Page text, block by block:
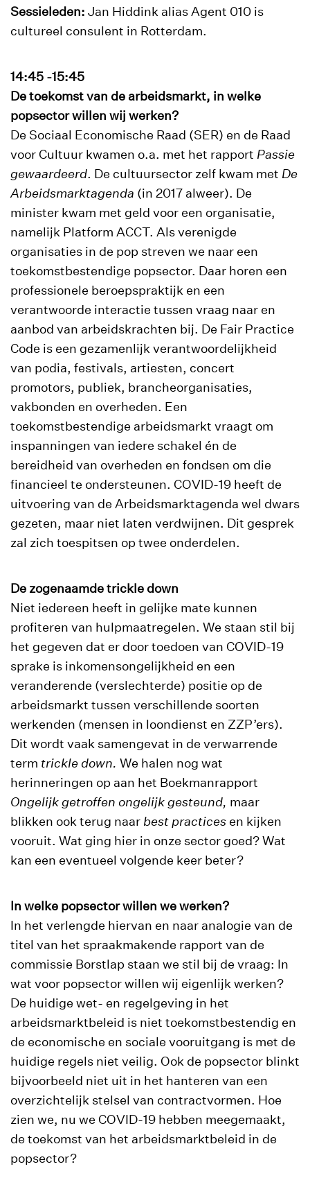
Sessieleden: Jan Hiddink alias Agent 010 is
cultureel consulent in Rotterdam.
14:45 -15:45
De toekomst van de arbeidsmarkt, in welke
popsector willen wij werken?
De Sociaal Economische Raad (SER) en de Raad
voor Cultuur kwamen o.a. met het rapport Passie
gewaardeerd. De cultuursector zelf kwam met De
Arbeidsmarktagenda (in 2017 alweer). De
minister kwam met geld voor een organisatie,
namelijk Platform ACCT. Als verenigde
organisaties in de pop streven we naar een
toekomstbestendige popsector. Daar horen een
professionele beroepspraktijk en een
verantwoorde interactie tussen vraag naar en
aanbod van arbeidskrachten bij. De Fair Practice
Code is een gezamenlijk verantwoordelijkheid
van podia, festivals, artiesten, concert
promotors, publiek, brancheorganisaties,
vakbonden en overheden. Een
toekomstbestendige arbeidsmarkt vraagt om
inspanningen van iedere schakel én de
bereidheid van overheden en fondsen om die
financieel te ondersteunen. COVID-19 heeft de
uitvoering van de Arbeidsmarktagenda wel dwars
gezeten, maar niet laten verdwijnen. Dit gesprek
zal zich toespitsen op twee onderdelen.
De zogenaamde trickle down
Niet iedereen heeft in gelijke mate kunnen
profiteren van hulpmaatregelen. We staan stil bij
het gegeven dat er door toedoen van COVID-19
sprake is inkomensongelijkheid en een
veranderende (verslechterde) positie op de
arbeidsmarkt tussen verschillende soorten
werkenden (mensen in loondienst en ZZP’ers).
Dit wordt vaak samengevat in de verwarrende
term trickle down. We halen nog wat
herinneringen op aan het Boekmanrapport
Ongelijk getroffen ongelijk gesteund, maar
blikken ook terug naar best practices en kijken
vooruit. Wat ging hier in onze sector goed? Wat
kan een eventueel volgende keer beter?
In welke popsector willen we werken?
In het verlengde hiervan en naar analogie van de
titel van het spraakmakende rapport van de
commissie Borstlap staan we stil bij de vraag: In
wat voor popsector willen wij eigenlijk werken?
De huidige wet- en regelgeving in het
arbeidsmarktbeleid is niet toekomstbestendig en
de economische en sociale vooruitgang is met de
huidige regels niet veilig. Ook de popsector blinkt
bijvoorbeeld niet uit in het hanteren van een
overzichtelijk stelsel van contractvormen. Hoe
zien we, nu we COVID-19 hebben meegemaakt,
de toekomst van het arbeidsmarktbeleid in de
popsector?